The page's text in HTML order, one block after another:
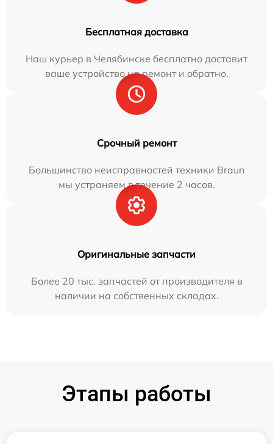
Бесплатная доставка
Наш курьер в Челябинске бесплатно доставит
ваше устройство на ремонт и обратно.
Срочный ремонт
Большинство неисправностей техники Braun
мы устраняем в течение 2 часов.
Оригинальные запчасти
Более 20 тыс. запчастей от производителя в
наличии на собственных складах.
Этапы работы